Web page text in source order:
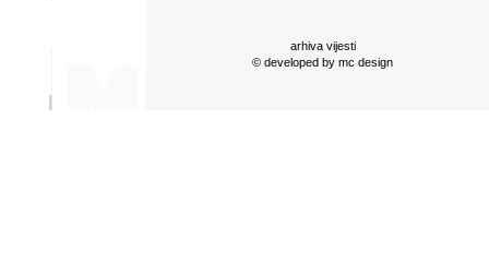
arhiva vijesti
© developed by mc design